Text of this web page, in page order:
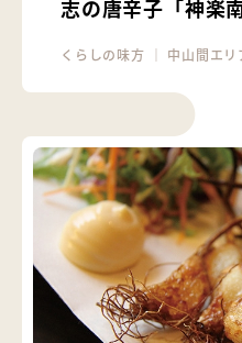
志の唐辛子「神楽
くらしの味方 ｜ 中山間エリ